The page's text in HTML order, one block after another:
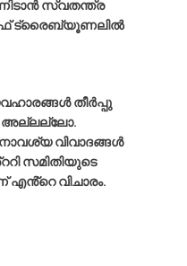
സ്വതന്ത്ര
ട്രൈബ്യൂണലിൽ
തീർപ്പു
അല്ലല്ലോ.
വിവാദങ്ങൾ
സമിതിയുടെ
വിചാരം.